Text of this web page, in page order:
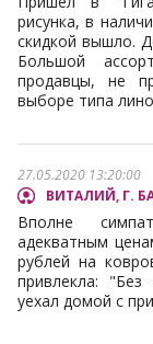
рисунка, в
скидкой вышло.
Большой
продавцы, не
выборе типа
27.05.2020 13:20:00
ВИТАЛИЙ, Г.
Вполне
адекватным
рублей на
привлекла:
уехал домой с